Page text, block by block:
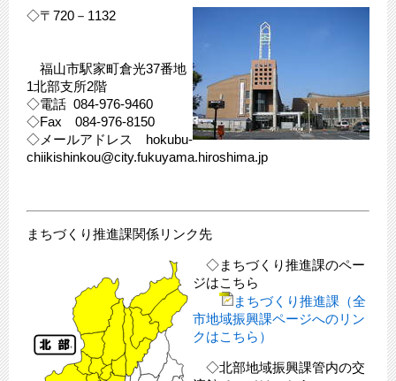
◇〒720－1132
​ 福山市駅家町倉光37番地
1北部支所2階
​◇電話 084-976-9460
​◇Fax 084-976-8150
​◇メールアドレス hokubu-
chiikishinkou@city.fukuyama.hiroshima.jp
まちづくり推進課関係リンク先
◇まちづくり推進課のペー
ジはこちら
まちづくり推進課（全
市地域振興課ページへのリン
クはこちら）
◇北部地域振興課管内の交